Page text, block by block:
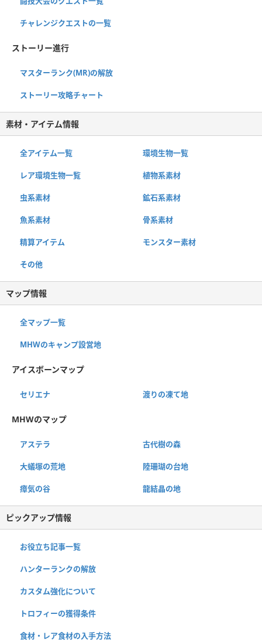
チャレンジクエストの一覧
ストーリー進行
マスターランク(MR)の解放
ストーリー攻略チャート
素材・アイテム情報
全アイテム一覧 環境生物一覧
レア環境生物一覧 植物系素材
虫系素材 鉱石系素材
魚系素材 骨系素材
精算アイテム モンスター素材
その他
マップ情報
全マップ一覧
MHWのキャンプ設営地
アイスボーンマップ
セリエナ 渡りの凍て地
MHWのマップ
アステラ 古代樹の森
大蟻塚の荒地 陸珊瑚の台地
瘴気の谷 龍結晶の地
ピックアップ情報
お役立ち記事一覧
ハンターランクの解放
カスタム強化について
トロフィーの獲得条件
食材・レア食材の入手方法